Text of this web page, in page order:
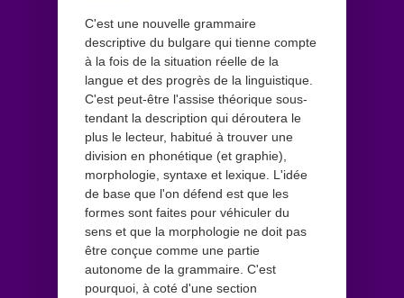
C'est une nouvelle grammaire
descriptive du bulgare qui tienne compte
à la fois de la situation réelle de la
langue et des progrès de la linguistique.
C'est peut-être l'assise théorique sous-
tendant la description qui déroutera le
plus le lecteur, habitué à trouver une
division en phonétique (et graphie),
morphologie, syntaxe et lexique. L'idée
de base que l'on défend est que les
formes sont faites pour véhiculer du
sens et que la morphologie ne doit pas
être conçue comme une partie
autonome de la grammaire. C'est
pourquoi, à coté d'une section